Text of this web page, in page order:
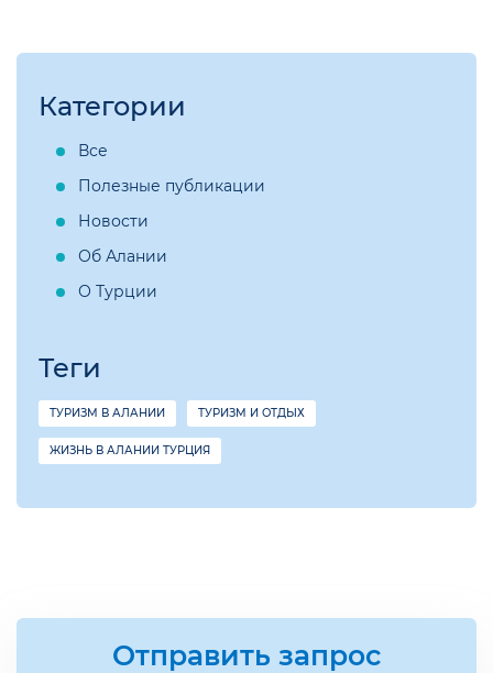
Категории
Все
Полезные публикации
Новости
Об Алании
О Турции
Теги
ТУРИЗМ В АЛАНИИ ТУРИЗМ И ОТДЫХ
ЖИЗНЬ В АЛАНИИ ТУРЦИЯ
Отправить запрос